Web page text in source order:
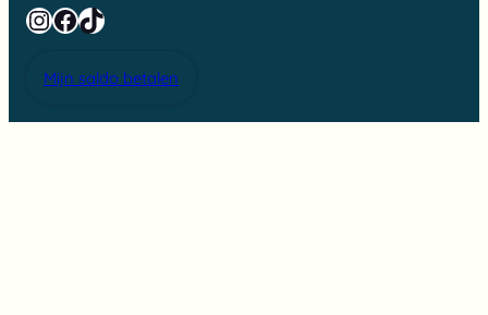
Instagram
Facebook
TikTok
Mijn saldo betalen